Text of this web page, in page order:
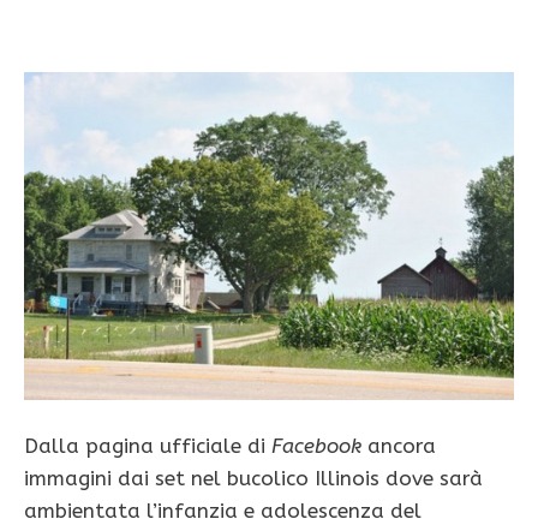
Dalla pagina ufficiale di Facebook ancora
immagini dai set nel bucolico Illinois dove sarà
ambientata l’infanzia e adolescenza del